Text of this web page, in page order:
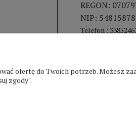
REGON:
NIP:
Telefon :
ofertę do Twoich potrzeb. Możesz
zgody".